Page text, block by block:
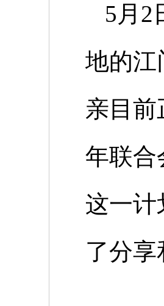
5 月 2
地的江
亲目
年联合
这一计
了分